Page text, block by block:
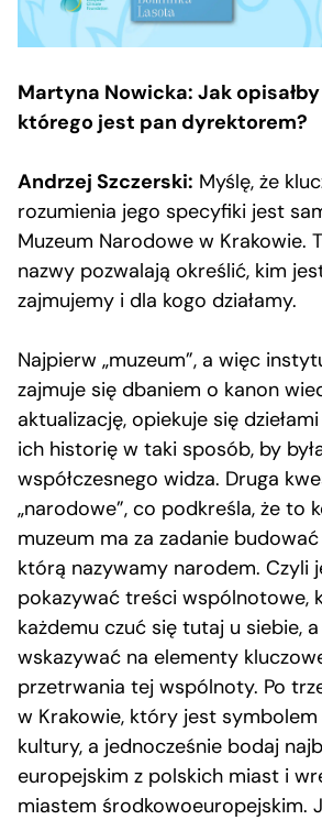
Martyna Nowicka: Jak
którego jest pan dyrektorem?
Andrzej Szczerski: Myślę, że
rozumienia jego specyfiki jest
Muzeum Narodowe w Krakowie.
nazwy pozwalają określić, kim
zajmujemy i dla kogo działamy.
Najpierw „muzeum”, a więc
zajmuje się dbaniem o kanon
aktualizację, opiekuje się
ich historię w taki sposób, by
współczesnego widza. Druga
„narodowe”, co podkreśla, że to
muzeum ma za zadanie
którą nazywamy narodem. Czyli
pokazywać treści wspólnotowe,
każdemu czuć się tutaj u siebie,
wskazywać na elementy
przetrwania tej wspólnoty. Po
w Krakowie, który jest
kultury, a jednocześnie bodaj
europejskim z polskich miast i
miastem środkowoeuropejskim.